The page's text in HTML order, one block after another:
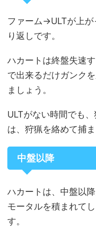
ファーム→ULTが上
り返しです。
ハカートは終盤失速
で出来るだけガンク
ましょう。
ULTがない時間でも
は、狩猟を絡めて捕
中盤以降
ハカートは、中盤以
モータルを積まれて
す。